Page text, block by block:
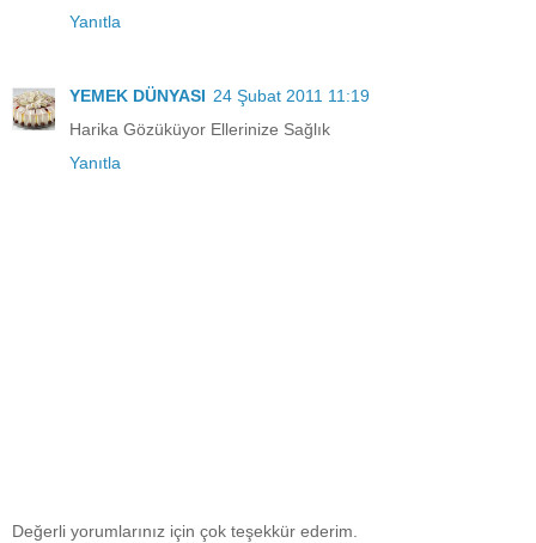
Yanıtla
YEMEK DÜNYASI 24 Şubat 2011 11:19
Harika Gözüküyor Ellerinize Sağlık
Yanıtla
Değerli yorumlarınız için çok teşekkür ederim.